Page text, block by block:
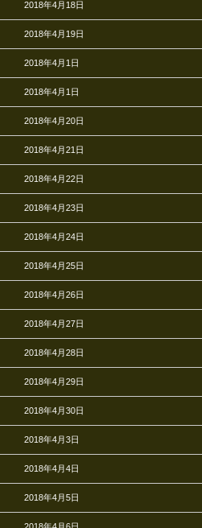
2018年4月18日
2018年4月19日
2018年4月1日
2018年4月1日
2018年4月20日
2018年4月21日
2018年4月22日
2018年4月23日
2018年4月24日
2018年4月25日
2018年4月26日
2018年4月27日
2018年4月28日
2018年4月29日
2018年4月30日
2018年4月3日
2018年4月4日
2018年4月5日